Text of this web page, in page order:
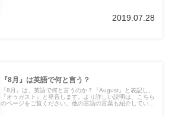
2019.07.28
『8月』は英語で何と言う？
『8月』は、英語で何と言うのか？『August』と表記し、
『オゥガスト』と発音します。より詳しい説明は、こちら
のページをご覧ください。他の言語の言葉も紹介していま